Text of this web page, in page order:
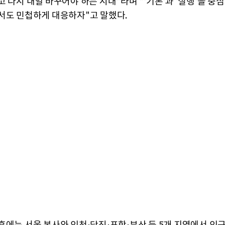
도 민첩하게 대응하자"고 말했다.